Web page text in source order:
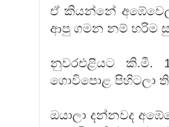
Song Lyrics - පෑ සිනා ගීතයේ පද පෙළ
Song Lyrics - පෙම්වන්තියේ ගීතයේ
Song Lyrics - මනෝභව ගීතයේ පද පෙළ
Song Lyrics - ආකාහේ ඉඳලා ගීතයේ පද
Song Lyrics - රාවය ගීතයේ පද පෙළ
ඒ කියන්නේ
ආපු ගමන නම් හරිම
නුවරඑළියට කි.මී.
ගොවිපොළ පිහිටලා
ඔයාලා දන්නවද